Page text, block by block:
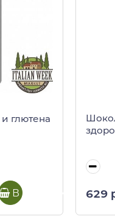
глютена
В корзину 629